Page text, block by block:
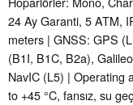
24 Ay Garanti, 5 ATM,
meters | GNSS: GPS
(B1I, B1C, B2a),
NavIC (L5) | Operating
to +45 °C, fansız, su